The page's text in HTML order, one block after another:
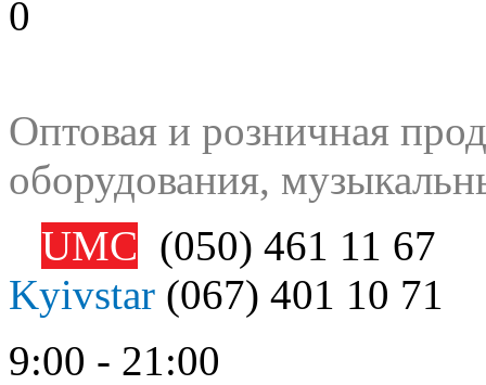
0
Оптовая и розничная
оборудования,
UMC (050) 461 11 67
Kyivstar (067) 401 10 71
9:00 - 21:00